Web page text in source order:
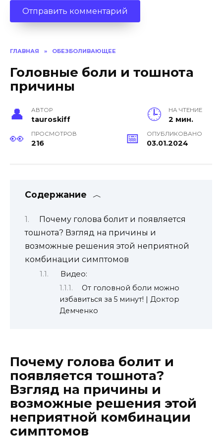
ГЛАВНАЯ » ОБЕЗБОЛИВАЮЩЕЕ
Головные боли и тошнота
причины
АВТОР
tauroskiff
НА ЧТЕНИЕ
2 мин.
ПРОСМОТРОВ
216
ОПУБЛИКОВАНО
03.01.2024
Содержание
Почему голова болит и появляется
тошнота? Взгляд на причины и
возможные решения этой неприятной
комбинации симптомов
Видео:
От головной боли можно
избавиться за 5 минут! | Доктор
Демченко
Почему голова болит и
появляется тошнота?
Взгляд на причины и
возможные решения этой
неприятной комбинации
симптомов